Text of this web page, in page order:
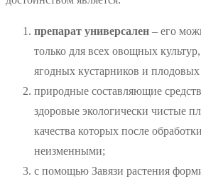
препарат универсален – его
только для всех овощных
ягодных кустарников и плодовых
природные составляющие
здоровые экологически чистые
качества которых после
неизменными;
с помощью Завязи растения